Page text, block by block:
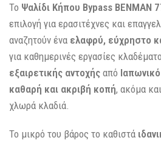
Το Ψαλίδι Κήπου Bypass BENMAN
επιλογή για ερασιτέχνες και
αναζητούν ένα ελαφρύ, εύχρηστο
για καθημερινές εργασίες
εξαιρετικής αντοχής από
καθαρή και ακριβή κοπή, ακόμα
χλωρά κλαδιά.
Το μικρό του βάρος το καθιστά